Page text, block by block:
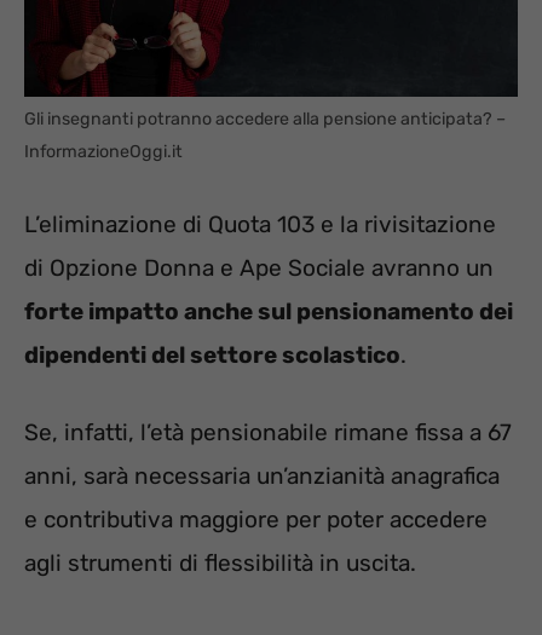
Gli insegnanti potranno accedere alla pensione anticipata? –
InformazioneOggi.it
L’eliminazione di Quota 103 e la rivisitazione
di Opzione Donna e Ape Sociale avranno un
forte impatto anche sul pensionamento dei
dipendenti del settore scolastico.
Se, infatti, l’età pensionabile rimane fissa a 67
anni, sarà necessaria un’anzianità anagrafica
e contributiva maggiore per poter accedere
agli strumenti di flessibilità in uscita.